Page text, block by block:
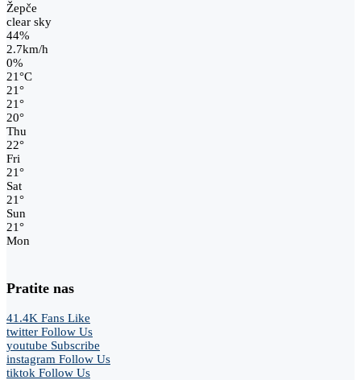
Žepče
clear sky
44%
2.7km/h
0%
21°C
21°
21°
20°
Thu
22°
Fri
21°
Sat
21°
Sun
21°
Mon
Pratite nas
41.4K Fans Like
twitter Follow Us
youtube Subscribe
instagram Follow Us
tiktok Follow Us